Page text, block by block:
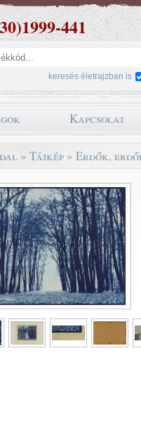
441
keresés életrajzban is
Kapcsolat
» Tájkép » Erdők,